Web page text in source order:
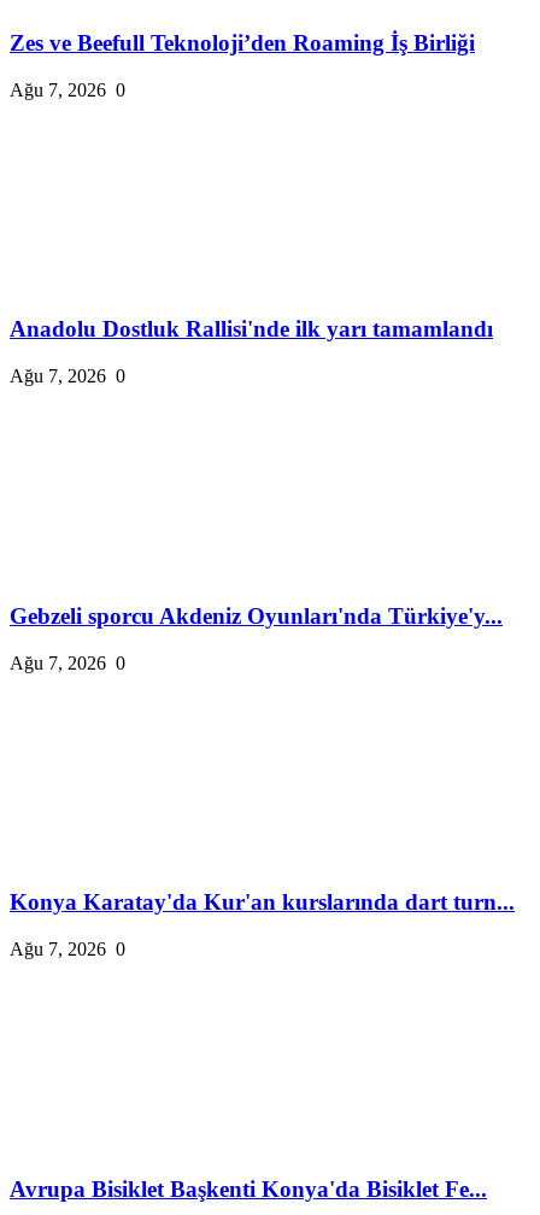
Zes ve Beefull Teknoloji’den Roaming İş Birliği
Ağu 7, 2026 0
Anadolu Dostluk Rallisi'nde ilk yarı tamamlandı
Ağu 7, 2026 0
Gebzeli sporcu Akdeniz Oyunları'nda Türkiye'y...
Ağu 7, 2026 0
Konya Karatay'da Kur'an kurslarında dart turn...
Ağu 7, 2026 0
Avrupa Bisiklet Başkenti Konya'da Bisiklet Fe...